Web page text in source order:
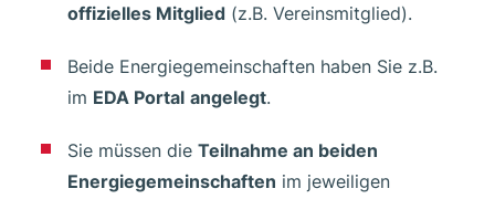
offizielles Mitglied(z.B. Vereinsmitglied).
Beide Energiegemeinschaften haben Sie z.B.
im EDA Portal angelegt.
Sie müssen die Teilnahme an beiden
Energiegemeinschaften im jeweiligen